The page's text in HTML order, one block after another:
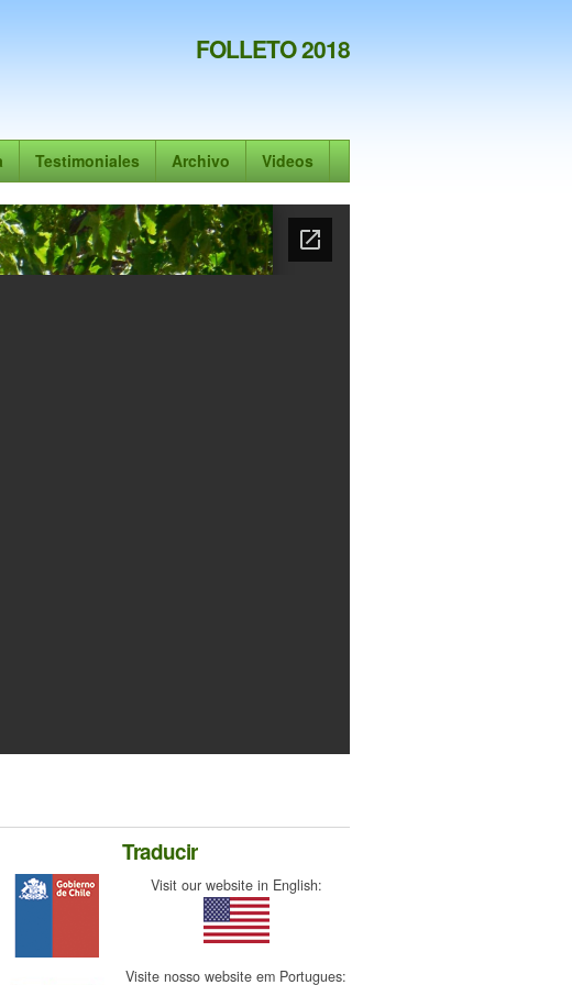
FOLLETO 2018
Testimoniales Archivo Videos
Traducir
Visit our website in English:
Visite nosso website em Portugues: